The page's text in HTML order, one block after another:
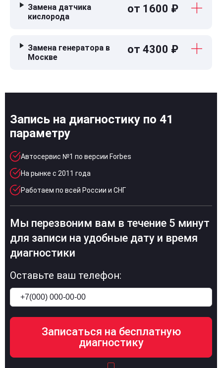
Замена датчика
кислорода
от 1600 ₽
Замена генератора в
Москве
от 4300 ₽
Запись на диагностику по 41
параметру
Автосервис №1 по версии Forbes
На рынке с 2011 года
Работаем по всей России и СНГ
Мы перезвоним вам в течение 5 минут
для записи на удобные дату и время
диагностики
Оставьте ваш телефон: